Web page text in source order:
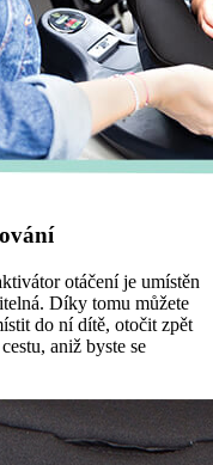
otáčení je umístěn
Díky tomu můžete
do ní dítě, otočit zpět
aniž byste se